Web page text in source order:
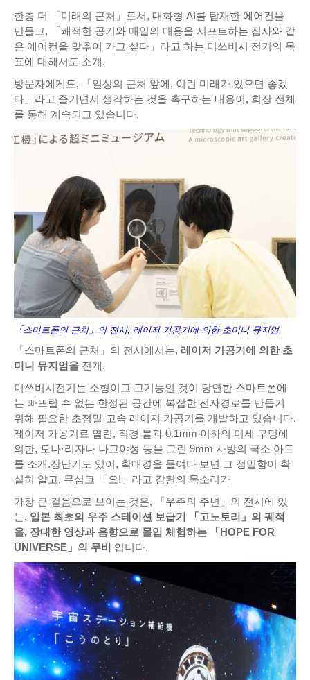
한층 더 「미래의 근처」로서, 대화형 AI를 탑재한 에어컨을
만들고, 「쾌적한 공기와 매일의 대응을 서포트하는 집사와 같
은 에어컨을 맞추어 가고 싶다」라고 하는 미쓰비시 전기의 목
표에 대해서도 소개.
방문자에게도, 「일상의 근처 앞에, 이런 미래가 있으면 좋겠
다」라고 즐기면서 생각하는 것을 촉구하는 내용이, 회장 전체
를 통해 계속되고 있습니다.
「스마트폰의 근처」의 전시, 레이저 가공기에 의한 초미니 뮤지엄
「스마트폰의 근처」의 전시에서는, 레이저 가공기에 의한 초
미니 뮤지엄을 전개.
미쓰비시전기는 소형이고 고기능인 것이 당연한 스마트폰에
는 빠뜨릴 수 없는 한정된 공간에 복잡한 전자경로를 만들기
위해 필요한 초정밀·고속 레이저 가공기를 개발하고 있습니다.
레이저 가공기로 열린, 직경 불과 0.1mm 이하의 미세 구멍에
의한, 모나·리자나 나고야성 등을 그린 9mm 사방의 극소 아트
를 소개.장난기도 있어, 확대경을 들여다 보면 그 정밀함이 확
실히 알고, 무심코 「오!」라고 감탄의 목소리가
가장 큰 걸음으로 보이는 것은, 「우주의 주변」의 전시에 있
는, 일본 최초의 우주 스테이션 보급기 「고노토리」의 궤적
을, 장대한 영상과 음향으로 몰입 체험하는 「HOPE FOR
UNIVERSE」의 무비
입니다.